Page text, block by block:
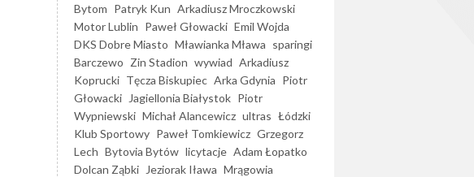
Bytom Patryk Kun Arkadiusz Mroczkowski
Motor Lublin Paweł Głowacki Emil Wojda
DKS Dobre Miasto Mławianka Mława sparingi
Barczewo Zin Stadion wywiad Arkadiusz
Koprucki Tęcza Biskupiec Arka Gdynia Piotr
Głowacki
Jagiellonia Białystok Piotr
Wypniewski Michał Alancewicz ultras Łódzki
Klub Sportowy Paweł Tomkiewicz Grzegorz
Lech Bytovia Bytów licytacje Adam Łopatko
Dolcan Ząbki
Jeziorak Iława Mrągowia